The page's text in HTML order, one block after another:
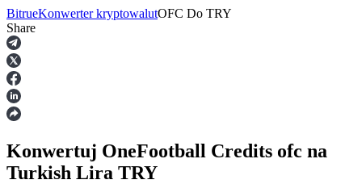
Kontrakty terminowe
BitrueKonwerter kryptowalutOFC Do TRY
Share
Konwertuj OneFootball Credits ofc na
Turkish Lira TRY